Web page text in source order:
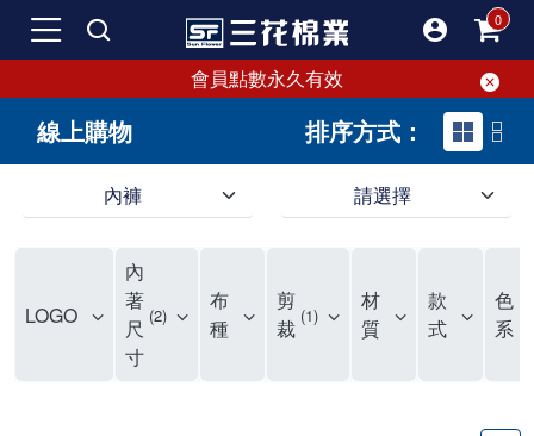
會員點數永久有效
線上購物 排序方式：
內褲 請選擇
LOGO
內
著
尺
寸
2
布
種
剪
裁 1
材
質
款
式
色
系